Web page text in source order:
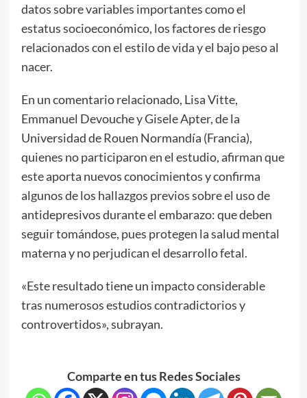
datos sobre variables importantes como el
estatus socioeconómico, los factores de riesgo
relacionados con el estilo de vida y el bajo peso al
nacer.
En un comentario relacionado, Lisa Vitte,
Emmanuel Devouche y Gisele Apter, de la
Universidad de Rouen Normandía (Francia),
quienes no participaron en el estudio, afirman que
este aporta nuevos conocimientos y confirma
algunos de los hallazgos previos sobre el uso de
antidepresivos durante el embarazo: que deben
seguir tomándose, pues protegen la salud mental
materna y no perjudican el desarrollo fetal.
«Este resultado tiene un impacto considerable
tras numerosos estudios contradictorios y
controvertidos», subrayan.
Comparte en tus Redes Sociales